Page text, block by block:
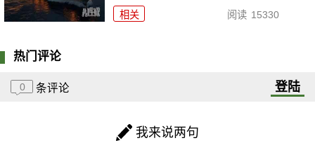
相关 阅读 15330
热门评论
0 条评论 登陆
我来说两句